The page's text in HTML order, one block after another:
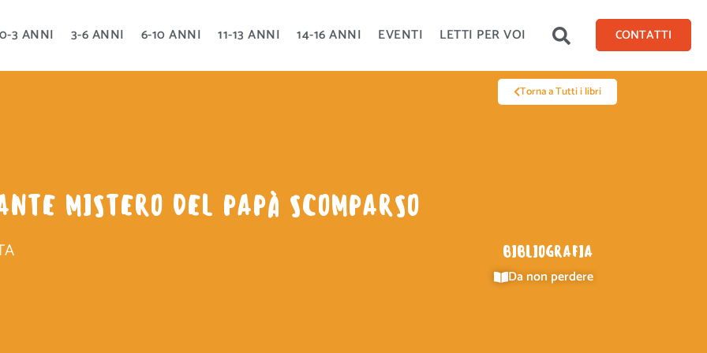
0-3 ANNI 3-6 ANNI 6-10 ANNI 11-13 ANNI 14-16 ANNI EVENTI LETTI PER VOI CONTATTI
Torna a Tutti i libri
MISTERO DEL PAPÀ SCOMPARSO
BIBLIOGRAFIA
Da non perdere